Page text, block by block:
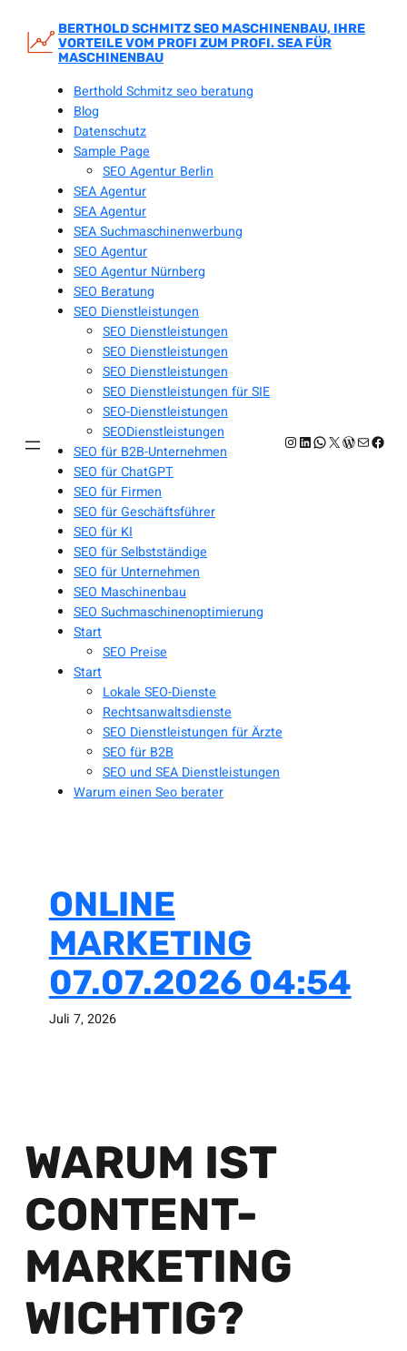
Inhalt
springen
BERTHOLD SCHMITZ SEO MASCHINENBAU, IHRE
VORTEILE VOM PROFI ZUM PROFI. SEA FÜR
MASCHINENBAU
Berthold Schmitz seo beratung
Blog
Datenschutz
Sample Page
SEO Agentur Berlin
SEA Agentur
SEA Agentur
SEA Suchmaschinenwerbung
SEO Agentur
SEO Agentur Nürnberg
SEO Beratung
SEO Dienstleistungen
SEO Dienstleistungen
SEO Dienstleistungen
SEO Dienstleistungen
SEO Dienstleistungen für SIE
SEO-Dienstleistungen
SEODienstleistungen
SEO für B2B-Unternehmen
SEO für ChatGPT
SEO für Firmen
SEO für Geschäftsführer
SEO für KI
SEO für Selbstständige
SEO für Unternehmen
SEO Maschinenbau
SEO Suchmaschinenoptimierung
Start
SEO Preise
Start
Lokale SEO-Dienste
Rechtsanwaltsdienste
SEO Dienstleistungen für Ärzte
SEO für B2B
SEO und SEA Dienstleistungen
Warum einen Seo berater
Instagram
LinkedIn
WhatsApp
X E-Mail
ONLINE
MARKETING
07.07.2026 04:54
Juli 7, 2026
WARUM IST
CONTENT-
MARKETING
WICHTIG?